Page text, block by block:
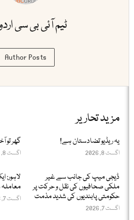
ٹیم آئی بی سی
Author Posts
مزید تحاریر
یہ ریڈیو تضادستان ہے!
اگست 8, 2026
گھر تو
اگست 8, 2026
ڈیجی میپ کی جانب سے غیر
ملکی صحافیوں کی نقل و حرکت پر
حکومتی پابندیوں کی شدید مذمت
اگست 7, 2026
لاہور:
اگست 7, 2026